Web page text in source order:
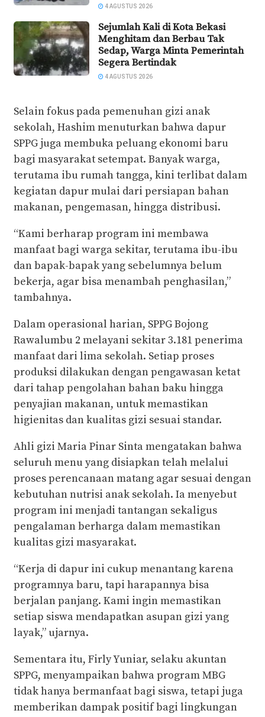
4 AGUSTUS 2026
Sejumlah Kali di Kota Bekasi
Menghitam dan Berbau Tak
Sedap, Warga Minta Pemerintah
Segera Bertindak
4 AGUSTUS 2026
Selain fokus pada pemenuhan gizi anak
sekolah, Hashim menuturkan bahwa dapur
SPPG juga membuka peluang ekonomi baru
bagi masyarakat setempat. Banyak warga,
terutama ibu rumah tangga, kini terlibat dalam
kegiatan dapur mulai dari persiapan bahan
makanan, pengemasan, hingga distribusi.
“Kami berharap program ini membawa
manfaat bagi warga sekitar, terutama ibu-ibu
dan bapak-bapak yang sebelumnya belum
bekerja, agar bisa menambah penghasilan,”
tambahnya.
Dalam operasional harian, SPPG Bojong
Rawalumbu 2 melayani sekitar 3.181 penerima
manfaat dari lima sekolah. Setiap proses
produksi dilakukan dengan pengawasan ketat
dari tahap pengolahan bahan baku hingga
penyajian makanan, untuk memastikan
higienitas dan kualitas gizi sesuai standar.
Ahli gizi Maria Pinar Sinta mengatakan bahwa
seluruh menu yang disiapkan telah melalui
proses perencanaan matang agar sesuai dengan
kebutuhan nutrisi anak sekolah. Ia menyebut
program ini menjadi tantangan sekaligus
pengalaman berharga dalam memastikan
kualitas gizi masyarakat.
“Kerja di dapur ini cukup menantang karena
programnya baru, tapi harapannya bisa
berjalan panjang. Kami ingin memastikan
setiap siswa mendapatkan asupan gizi yang
layak,” ujarnya.
Sementara itu, Firly Yuniar, selaku akuntan
SPPG, menyampaikan bahwa program MBG
tidak hanya bermanfaat bagi siswa, tetapi juga
memberikan dampak positif bagi lingkungan